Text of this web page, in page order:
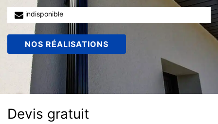
indisponible
NOS RÉALISATIONS
Devis gratuit